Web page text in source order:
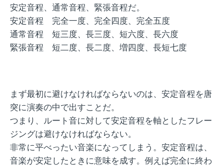
安定音程、通常音程、緊張音程だ。
安定音程 完全一度、完全四度、完全五度
通常音程 短三度、長三度、短六度、長六度
緊張音程 短二度、長二度、増四度、長短七度
まず最初に避けなければならないのは、安定音程を唐
突に演奏の中で出すことだ。
つまり、ルート音に対して安定音程を軸としたフレー
ジングは避けなければならない。
非常に平べったい音楽になってしまう。安定音程は、
音楽が安定したときに意味を成す。例えば完全に終わ